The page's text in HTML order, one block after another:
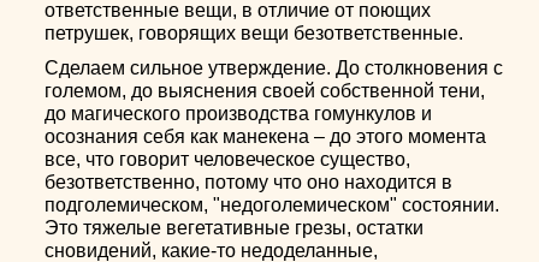
ответственные вещи, в отличие от поющих
петрушек, говорящих вещи безответственные.
Сделаем сильное утверждение. До столкновения с
големом, до выяснения своей собственной тени,
до магического производства гомункулов и
осознания себя как манекена – до этого момента
все, что говорит человеческое существо,
безответственно, потому что оно находится в
подголемическом, "недоголемическом" состоянии.
Это тяжелые вегетативные грезы, остатки
сновидений, какие-то недоделанные,